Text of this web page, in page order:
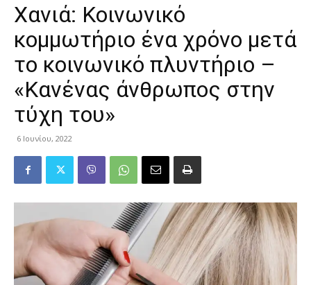
Χανιά: Κοινωνικό
κομμωτήριο ένα χρόνο μετά
το κοινωνικό πλυντήριο –
«Κανένας άνθρωπος στην
τύχη του»
6 Ιουνίου, 2022